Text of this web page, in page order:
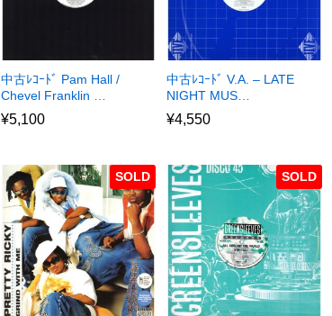
中古ﾚｺｰﾄﾞ Pam Hall /
Chevel Franklin …
¥5,100
中古ﾚｺｰﾄﾞ V.A. – LATE
NIGHT MUS…
¥4,550
SOLD SOLD